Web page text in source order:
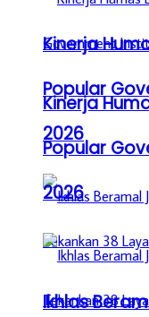
Kinerja
Popular
2026
Ikhlas
Kinerja
Popular
2026